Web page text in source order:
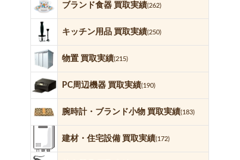
ブランド食器 買取実績(262)
キッチン用品 買取実績(250)
物置 買取実績(215)
PC周辺機器 買取実績(190)
腕時計・ブランド小物 買取実績(183)
建材・住宅設備 買取実績(172)